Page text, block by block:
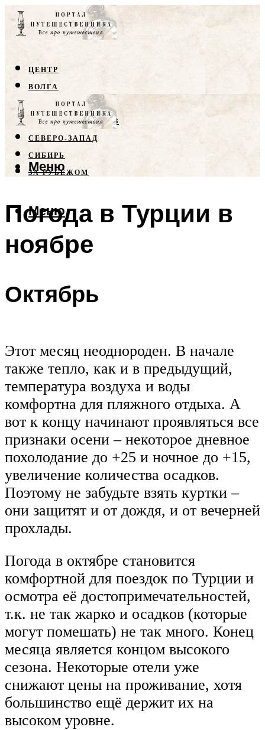
ЦЕНТР
ВОЛГА
КРЫМ
СЕВЕРНЫЙ КАВКАЗ
СЕВЕРО-ЗАПАД
СИБИРЬ
ЗА РУБЕЖОМ
Меню
Меню
Погода в Турции в
ноябре
Октябрь
Этот месяц неоднороден. В начале
также тепло, как и в предыдущий,
температура воздуха и воды
комфортна для пляжного отдыха. А
вот к концу начинают проявляться все
признаки осени – некоторое дневное
похолодание до +25 и ночное до +15,
увеличение количества осадков.
Поэтому не забудьте взять куртки –
они защитят и от дождя, и от вечерней
прохлады.
Погода в октябре становится
комфортной для поездок по Турции и
осмотра её достопримечательностей,
т.к. не так жарко и осадков (которые
могут помешать) не так много. Конец
месяца является концом высокого
сезона. Некоторые отели уже
снижают цены на проживание, хотя
большинство ещё держит их на
высоком уровне.